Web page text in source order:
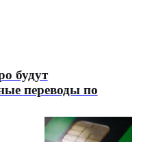
будут
переводы по